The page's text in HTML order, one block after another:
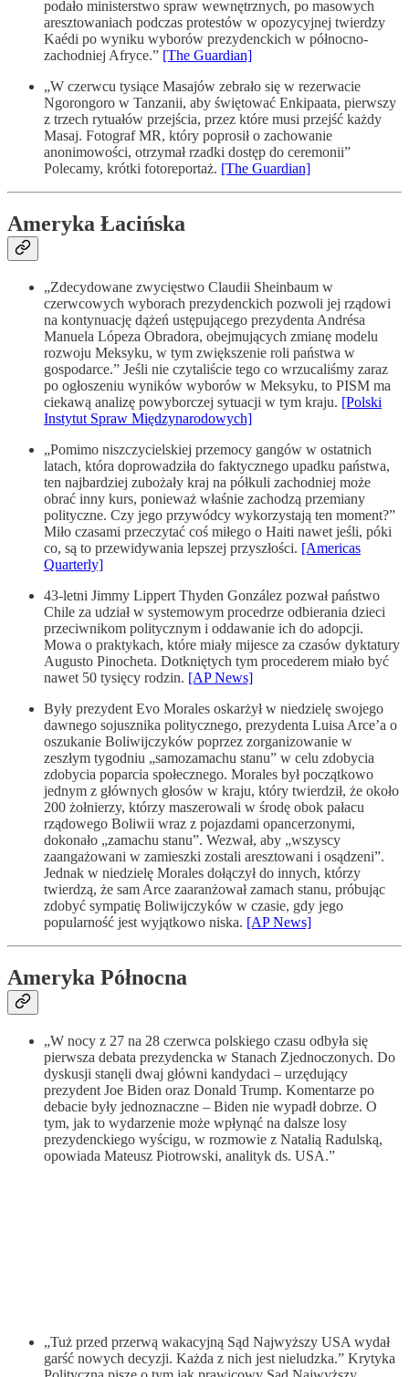
podało ministerstwo spraw wewnętrznych, po masowych
aresztowaniach podczas protestów w opozycyjnej twierdzy
Kaédi po wyniku wyborów prezydenckich w północno-
zachodniej Afryce.” [The Guardian]
„W czerwcu tysiące Masajów zebrało się w rezerwacie
Ngorongoro w Tanzanii, aby świętować Enkipaata, pierwszy
z trzech rytuałów przejścia, przez które musi przejść każdy
Masaj. Fotograf MR, który poprosił o zachowanie
anonimowości, otrzymał rzadki dostęp do ceremonii”
Polecamy, krótki fotoreportaż. [The Guardian]
Ameryka Łacińska
„Zdecydowane zwycięstwo Claudii Sheinbaum w
czerwcowych wyborach prezydenckich pozwoli jej rządowi
na kontynuację dążeń ustępującego prezydenta Andrésa
Manuela Lópeza Obradora, obejmujących zmianę modelu
rozwoju Meksyku, w tym zwiększenie roli państwa w
gospodarce.” Jeśli nie czytaliście tego co wrzucaliśmy zaraz
po ogłoszeniu wyników wyborów w Meksyku, to PISM ma
ciekawą analizę powyborczej sytuacji w tym kraju. [Polski
Instytut Spraw Międzynarodowych]
„Pomimo niszczycielskiej przemocy gangów w ostatnich
latach, która doprowadziła do faktycznego upadku państwa,
ten najbardziej zubożały kraj na półkuli zachodniej może
obrać inny kurs, ponieważ właśnie zachodzą przemiany
polityczne. Czy jego przywódcy wykorzystają ten moment?”
Miło czasami przeczytać coś miłego o Haiti nawet jeśli, póki
co, są to przewidywania lepszej przyszłości. [Americas
Quarterly]
43-letni Jimmy Lippert Thyden González pozwał państwo
Chile za udział w systemowym procedrze odbierania dzieci
przeciwnikom politycznym i oddawanie ich do adopcji.
Mowa o praktykach, które miały mijesce za czasów dyktatury
Augusto Pinocheta. Dotkniętych tym procederem miało być
nawet 50 tysięcy rodzin. [AP News]
Były prezydent Evo Morales oskarżył w niedzielę swojego
dawnego sojusznika politycznego, prezydenta Luisa Arce’a o
oszukanie Boliwijczyków poprzez zorganizowanie w
zeszłym tygodniu „samozamachu stanu” w celu zdobycia
zdobycia poparcia społecznego. Morales był początkowo
jednym z głównych głosów w kraju, który twierdził, że około
200 żołnierzy, którzy maszerowali w środę obok pałacu
rządowego Boliwii wraz z pojazdami opancerzonymi,
dokonało „zamachu stanu”. Wezwał, aby „wszyscy
zaangażowani w zamieszki zostali aresztowani i osądzeni”.
Jednak w niedzielę Morales dołączył do innych, którzy
twierdzą, że sam Arce zaaranżował zamach stanu, próbując
zdobyć sympatię Boliwijczyków w czasie, gdy jego
popularność jest wyjątkowo niska. [AP News]
Ameryka Północna
„W nocy z 27 na 28 czerwca polskiego czasu odbyła się
pierwsza debata prezydencka w Stanach Zjednoczonych. Do
dyskusji stanęli dwaj główni kandydaci – urzędujący
prezydent Joe Biden oraz Donald Trump. Komentarze po
debacie były jednoznaczne – Biden nie wypadł dobrze. O
tym, jak to wydarzenie może wpłynąć na dalsze losy
prezydenckiego wyścigu, w rozmowie z Natalią Radulską,
opowiada Mateusz Piotrowski, analityk ds. USA.”
„Tuż przed przerwą wakacyjną Sąd Najwyższy USA wydał
garść nowych decyzji. Każda z nich jest nieludzka.” Krytyka